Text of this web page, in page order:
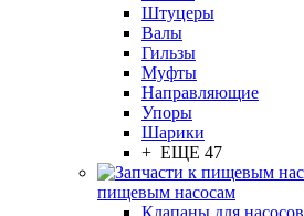
Штуцеры
Валы
Гильзы
Муфты
Направляющие
Упоры
Шарики
+ ЕЩЕ 47
пищевым насосам
Клапаны для насосов